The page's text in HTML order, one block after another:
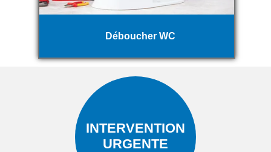
Déboucher WC
INTERVENTION
URGENTE